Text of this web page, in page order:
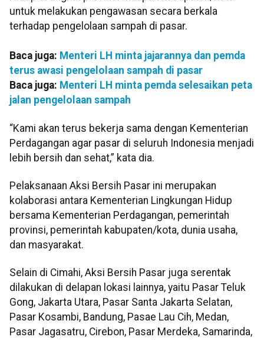
untuk melakukan pengawasan secara berkala
terhadap pengelolaan sampah di pasar.
Baca juga: Menteri LH minta jajarannya dan pemda
terus awasi pengelolaan sampah di pasar
Baca juga: Menteri LH minta pemda selesaikan peta
jalan pengelolaan sampah
“Kami akan terus bekerja sama dengan Kementerian
Perdagangan agar pasar di seluruh Indonesia menjadi
lebih bersih dan sehat,” kata dia.
Pelaksanaan Aksi Bersih Pasar ini merupakan
kolaborasi antara Kementerian Lingkungan Hidup
bersama Kementerian Perdagangan, pemerintah
provinsi, pemerintah kabupaten/kota, dunia usaha,
dan masyarakat.
Selain di Cimahi, Aksi Bersih Pasar juga serentak
dilakukan di delapan lokasi lainnya, yaitu Pasar Teluk
Gong, Jakarta Utara, Pasar Santa Jakarta Selatan,
Pasar Kosambi, Bandung, Pasae Lau Cih, Medan,
Pasar Jagasatru, Cirebon, Pasar Merdeka, Samarinda,